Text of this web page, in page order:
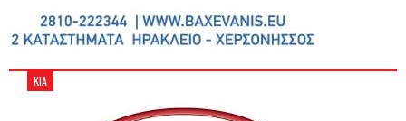
KIA